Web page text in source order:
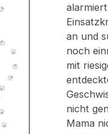
an und
noch
mit
nicht
Mama